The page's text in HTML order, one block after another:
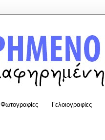
Φωτογραφίες Γελοιογραφίες